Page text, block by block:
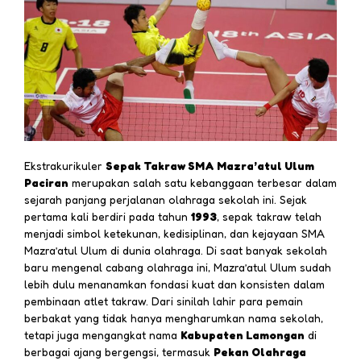
Ekstrakurikuler Sepak Takraw SMA Mazra’atul Ulum
Paciran merupakan salah satu kebanggaan terbesar dalam
sejarah panjang perjalanan olahraga sekolah ini. Sejak
pertama kali berdiri pada tahun 1993, sepak takraw telah
menjadi simbol ketekunan, kedisiplinan, dan kejayaan SMA
Mazra’atul Ulum di dunia olahraga. Di saat banyak sekolah
baru mengenal cabang olahraga ini, Mazra’atul Ulum sudah
lebih dulu menanamkan fondasi kuat dan konsisten dalam
pembinaan atlet takraw. Dari sinilah lahir para pemain
berbakat yang tidak hanya mengharumkan nama sekolah,
tetapi juga mengangkat nama Kabupaten Lamongan di
berbagai ajang bergengsi, termasuk Pekan Olahraga